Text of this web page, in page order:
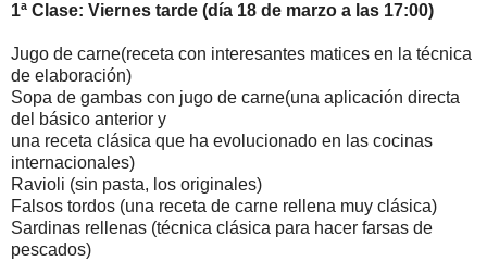
1ª Clase: Viernes tarde (día 18 de marzo a las 17:00)
Jugo de carne(receta con interesantes matices en la técnica
de elaboración)
Sopa de gambas con jugo de carne(una aplicación directa
del básico anterior y
una receta clásica que ha evolucionado en las cocinas
internacionales)
Ravioli (sin pasta, los originales)
Falsos tordos (una receta de carne rellena muy clásica)
Sardinas rellenas (técnica clásica para hacer farsas de
pescados)